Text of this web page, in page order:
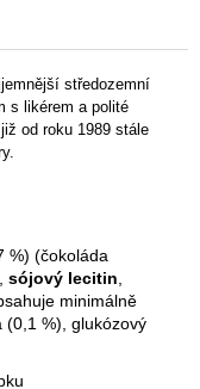
středozemní
s likérem a polité
od roku 1989 stále
%) (čokoláda
sójový lecitin
minimálně
(0,1 %), glukózový